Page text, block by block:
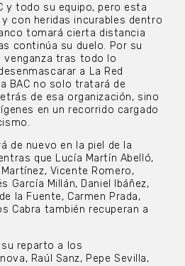
y todo su equipo, pero esta
con heridas incurables dentro
tomará cierta distancia
continúa su duelo. Por su
venganza tras todo lo
a La Red
la BAC no solo tratará de
de esa organización, sino
en un recorrido cargado
de nuevo en la piel de la
que Lucía Martín Abelló,
Vicente Romero,
García Millán, Daniel Ibáñez,
la Fuente, Carmen Prada,
Cabra también recuperan a
reparto a los
Raúl Sanz, Pepe Sevilla,